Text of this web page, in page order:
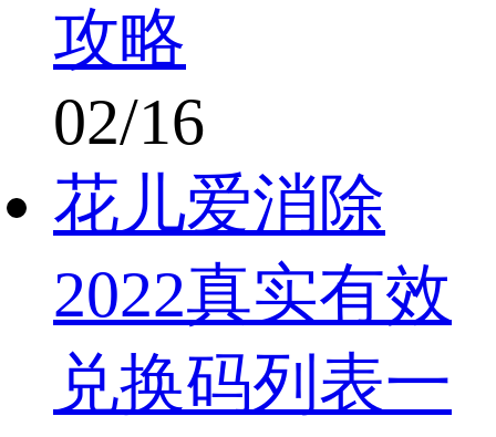
攻略
02/16
花儿爱消除
2022真实有效
兑换码列表一